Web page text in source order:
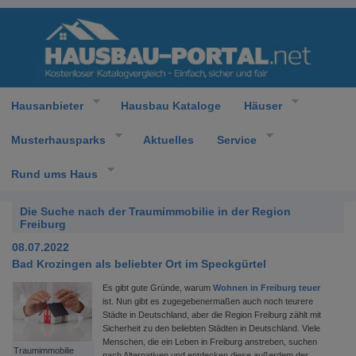
Hausanbieter Hausbau Kataloge Häuser
Musterhausparks Aktuelles Service
Rund ums Haus
Die Suche nach der Traumimmobilie in der Region
Freiburg
08.07.2022
Bad Krozingen als beliebter Ort im Speckgürtel
Traumimmobilie
Es gibt gute Gründe, warum Wohnen in Freiburg teuer
ist. Nun gibt es zugegebenermaßen auch noch teurere
Städte in Deutschland, aber die Region Freiburg zählt mit
Sicherheit zu den beliebten Städten in Deutschland. Viele
Menschen, die ein Leben in Freiburg anstreben, suchen